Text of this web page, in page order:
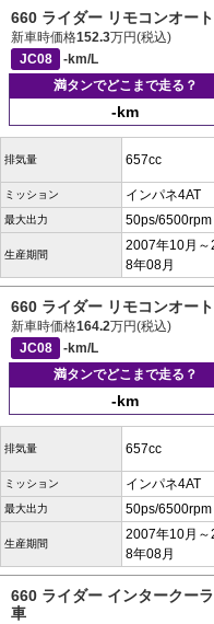
660 ライダー リモコンオー
新車時価格152.3万円(税込)
JC08
-km/L
満タンでどこまで走る？
-km
排気量 657cc
ミッション インパネ4AT
最大出力 50ps/6500rpm
生産期間
2007年10月～
8年08月
660 ライダー リモコンオー
新車時価格164.2万円(税込)
JC08
-km/L
満タンでどこまで走る？
-km
排気量 657cc
ミッション インパネ4AT
最大出力 50ps/6500rpm
生産期間
2007年10月～
8年08月
660 ライダー インタークー
車